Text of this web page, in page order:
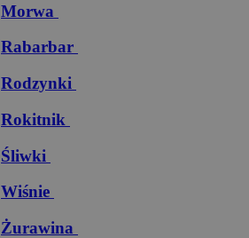
Morwa
Rabarbar
Rodzynki
Rokitnik
Śliwki
Wiśnie
Żurawina